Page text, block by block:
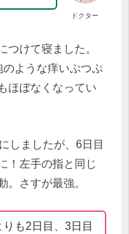
ドクター
つけて寝ました。
ような痒いぷつぷ
ほぼなくなってい
しましたが、6日目
！左手の指と同じ
。さすが最強。
も2日目、3日目